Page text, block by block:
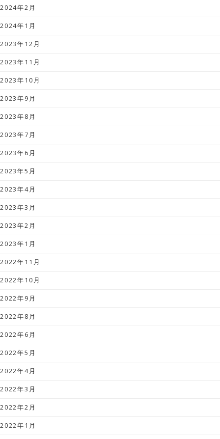
2024年2月
2024年1月
2023年12月
2023年11月
2023年10月
2023年9月
2023年8月
2023年7月
2023年6月
2023年5月
2023年4月
2023年3月
2023年2月
2023年1月
2022年11月
2022年10月
2022年9月
2022年8月
2022年6月
2022年5月
2022年4月
2022年3月
2022年2月
2022年1月